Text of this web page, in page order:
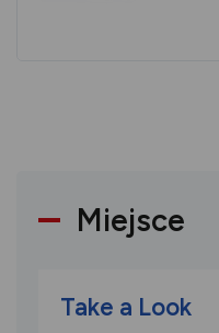
Miejsce
Take a Look